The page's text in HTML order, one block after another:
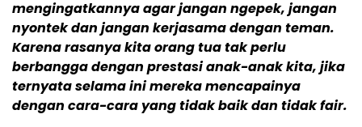
mengingatkannya agar jangan ngepek, jangan
nyontek dan jangan kerjasama dengan teman.
Karena rasanya kita orang tua tak perlu
berbangga dengan prestasi anak-anak kita, jika
ternyata selama ini mereka mencapainya
dengan cara-cara yang tidak baik dan tidak fair.